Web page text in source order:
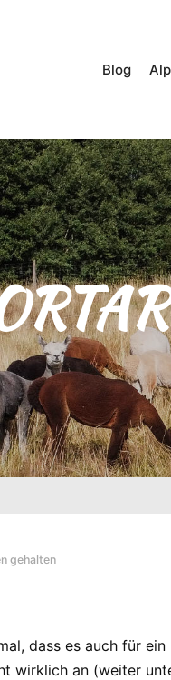
Blog
gehalten
dass es auch für
wirklich an (weiter